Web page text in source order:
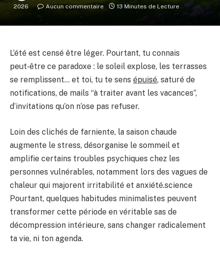
2026
Aucun commentaire 13 Minutes de Lecture
L’été est censé être léger. Pourtant, tu connais
peut‑être ce paradoxe : le soleil explose, les terrasses
se remplissent… et toi, tu te sens épuisé, saturé de
notifications, de mails “à traiter avant les vacances”,
d’invitations qu’on n’ose pas refuser.
Loin des clichés de farniente, la saison chaude
augmente le stress, désorganise le sommeil et
amplifie certains troubles psychiques chez les
personnes vulnérables, notamment lors des vagues de
chaleur qui majorent irritabilité et anxiété.science
Pourtant, quelques habitudes minimalistes peuvent
transformer cette période en véritable sas de
décompression intérieure, sans changer radicalement
ta vie, ni ton agenda.